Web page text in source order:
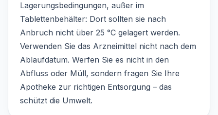
Lagerungsbedingungen, außer im
Tablettenbehälter: Dort sollten sie nach
Anbruch nicht über 25 °C gelagert werden.
Verwenden Sie das Arzneimittel nicht nach dem
Ablaufdatum. Werfen Sie es nicht in den
Abfluss oder Müll, sondern fragen Sie Ihre
Apotheke zur richtigen Entsorgung – das
schützt die Umwelt.